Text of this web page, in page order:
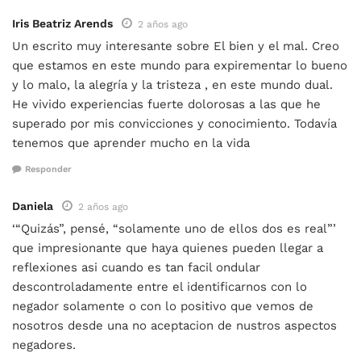
Iris Beatriz Arends 2 años ago
Un escrito muy interesante sobre El bien y el mal. Creo
que estamos en este mundo para expirementar lo bueno
y lo malo, la alegría y la tristeza , en este mundo dual.
He vivido experiencias fuerte dolorosas a las que he
superado por mis convicciones y conocimiento. Todavía
tenemos que aprender mucho en la vida
Responder
Daniela 2 años ago
‘“Quizás”, pensé, “solamente uno de ellos dos es real”’
que impresionante que haya quienes pueden llegar a
reflexiones asi cuando es tan facil ondular
descontroladamente entre el identificarnos con lo
negador solamente o con lo positivo que vemos de
nosotros desde una no aceptacion de nustros aspectos
negadores.